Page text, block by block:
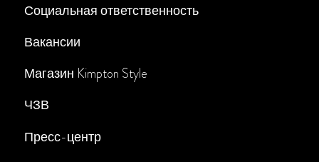
Социальная ответственность
Вакансии
Магазин Kimpton Style
ЧЗВ
Пресс-центр